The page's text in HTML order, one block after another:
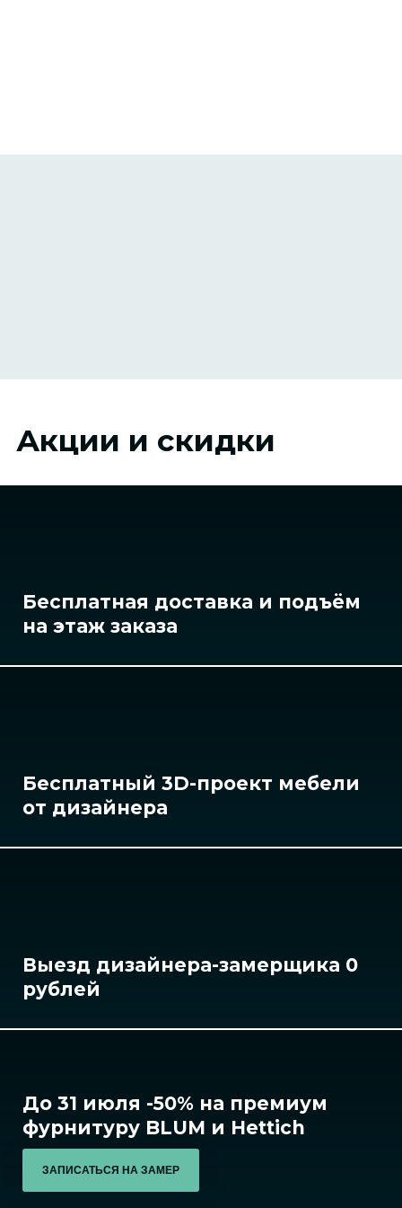
Акции и скидки
Бесплатная доставка и подъём
на этаж заказа
Бесплатный 3D-проект мебели
от дизайнера
Выезд дизайнера-замерщика 0
рублей
До 31 июля -50% на премиум
фурнитуру BLUM и Hettich